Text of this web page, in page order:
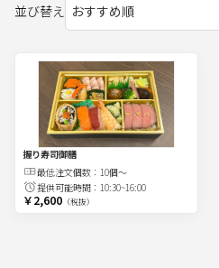
並び替え
握り寿司御膳
最低注文個数： 10個～
提供可能時間： 10:30~16:00
￥2,600（税抜）